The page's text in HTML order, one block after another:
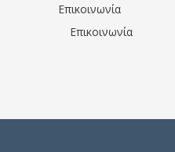
Επικοινωνία
Επικοινωνία